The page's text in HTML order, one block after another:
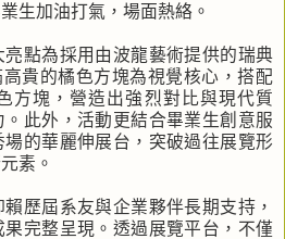
生加油打氣，場面熱絡。
點為採用由波龍藝術提供的瑞典
貴的橘色方塊為視覺核心，搭配
方塊，營造出強烈對比與現代質
此外，活動更結合畢業生創意服
的華麗伸展台，突破過往展覽形
素。
歷屆系友與企業夥伴長期支持，
完整呈現。透過展覽平台，不僅